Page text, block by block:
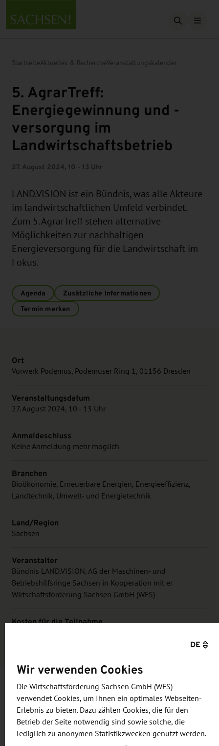
Suche
StartseiteAktuelles & RechercheVeranstaltungskalender
5. AgrarTreff:
Energiegewinnung und -
versorgung im
Landwirtschaftsbetrieb
27. August 2024, 10 - 13 Uhr
LAND.VISION ist ein Bündnis, was alle Akteure
im landwirtschaftlichen Umfeld verbindet.
Zum 5. AgrarTreff stehen alternative
Möglichkeiten zur nachhaltigen
Energieversorgung für die Landwirtschaft im
Fokus.
Agenda
Zusätzliche Informationen
Termin merken
Ort
Vorwerk Podemus, Podemuser Ring 1, 01156 Dresden
Veranstaltungsdatum
27. August 2024, 10 - 13 Uhr
Anmeldeschluss
Keine Anmeldung mehr möglich
Branchen
Bioökonomie, Erneuerbare Energien, Energieeffizienz,
Landtechnik, Umwelt- und Energietechnik
Land/Region
Sachsen
Veranstalter
Bündnis LAND.VISION, AG der Maschinen- und
Betriebshilfsringe Sachsen in Kooperation mit er
Wirtschaftsförderung Sachsen GmbH (WFS)
Kosten für die Teilnahme
Agenda
Praxis hautnah: Besichtigung der
Heutrocknungsanlage und des Betriebes
DE
Wir verwenden Cookies
Die Wirtschaftsförderung Sachsen GmbH (WFS)
verwendet Cookies, um Ihnen ein optimales Webseiten-
Erlebnis zu bieten. Dazu zählen Cookies, die für den
Betrieb der Seite notwendig sind sowie solche, die
lediglich zu anonymen Statistikzwecken genutzt werden.